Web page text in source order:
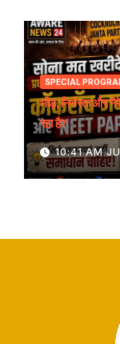
SPECIAL
भीड़, निर्भरता और
रहा है?
10:41 AM